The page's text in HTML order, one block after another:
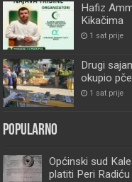
Hafiz
Kikačima
1 sat prije
Drugi
okupio
1 sat prije
Popularno
Općinski sud
platiti Peri